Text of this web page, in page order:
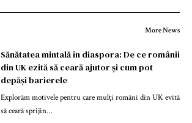
More News
Sănătatea mintală în diaspora: De ce românii
din UK ezită să ceară ajutor și cum pot
depăși barierele
Explorăm motivele pentru care mulți români din UK evită
să ceară sprijin…